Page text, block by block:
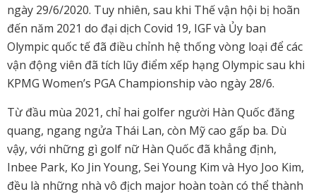
ngày 29/6/2020. Tuy nhiên, sau khi Thế vận hội bị hoãn
đến năm 2021 do đại dịch Covid 19, IGF và Ủy ban
Olympic quốc tế đã điều chỉnh hệ thống vòng loại để các
vận động viên đã tích lũy điểm xếp hạng Olympic sau khi
KPMG Women’s PGA Championship vào ngày 28/6.
Từ đầu mùa 2021, chỉ hai golfer người Hàn Quốc đăng
quang, ngang ngửa Thái Lan, còn Mỹ cao gấp ba. Dù
vậy, với những gì golf nữ Hàn Quốc đã khẳng định,
Inbee Park, Ko Jin Young, Sei Young Kim và Hyo Joo Kim,
đều là những nhà vô địch major hoàn toàn có thể thành